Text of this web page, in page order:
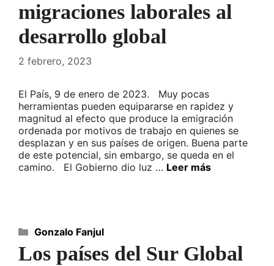
migraciones laborales al
desarrollo global
2 febrero, 2023
El País, 9 de enero de 2023. Muy pocas
herramientas pueden equipararse en rapidez y
magnitud al efecto que produce la emigración
ordenada por motivos de trabajo en quienes se
desplazan y en sus países de origen. Buena parte
de este potencial, sin embargo, se queda en el
camino. El Gobierno dio luz … Leer más
Los países del Sur Global
Categorías
Gonzalo Fanjul